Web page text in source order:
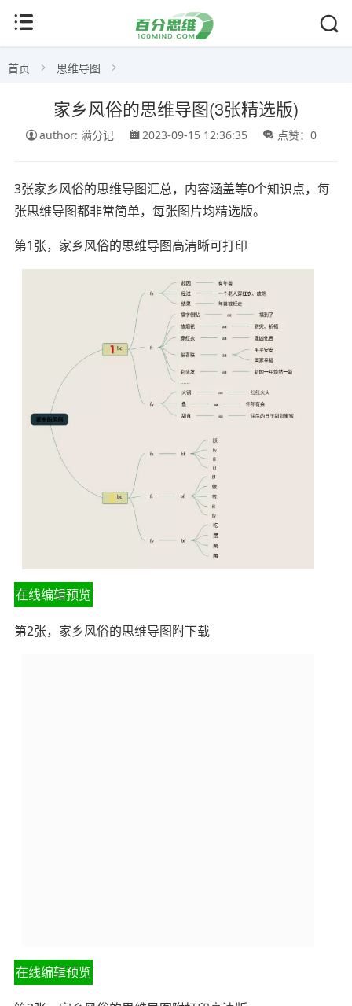
首页 思维导图
家乡风俗的思维导图(3张精选版)
author: 满分记 2023-09-15 12:36:35 点赞：0
3张家乡风俗的思维导图汇总，内容涵盖等0个知识点，每
张思维导图都非常简单，每张图片均精选版。
第1张，家乡风俗的思维导图高清晰可打印
在线编辑预览
第2张，家乡风俗的思维导图附下载
在线编辑预览